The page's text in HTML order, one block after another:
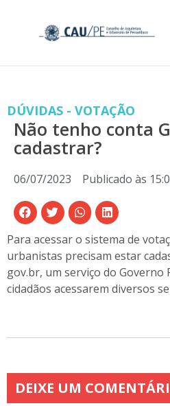
DÚVIDAS - VOTAÇÃO
Não tenho conta
cadastrar?
06/07/2023 Publicado às
Para acessar o sistema de
urbanistas precisam estar
gov.br, um serviço do Governo
cidadãos acessarem diversos
DEIXE UM